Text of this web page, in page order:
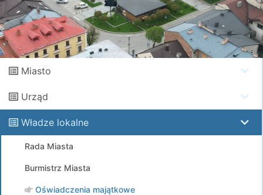
Miasto
Urząd
Władze lokalne
Rada Miasta
Burmistrz Miasta
Oświadczenia majątkowe